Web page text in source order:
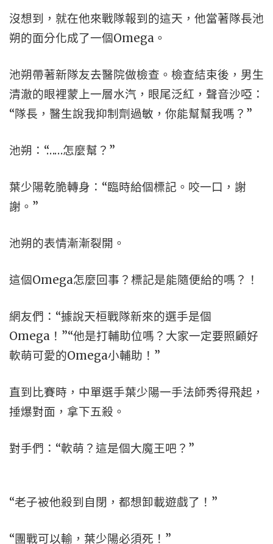
沒想到，就在他來戰隊報到的這天，他當著隊長池
朔的面分化成了一個Omega。
池朔帶著新隊友去醫院做檢查。檢查結束後，男生
清澈的眼裡蒙上一層水汽，眼尾泛紅，聲音沙啞：
“隊長，醫生說我抑制劑過敏，你能幫幫我嗎？”
池朔：“……怎麼幫？”
葉少陽乾脆轉身：“臨時給個標記。咬一口，謝
謝。”
池朔的表情漸漸裂開。
這個Omega怎麼回事？標記是能隨便給的嗎？！
網友們：“據說天桓戰隊新來的選手是個
Omega！”“他是打輔助位嗎？大家一定要照顧好
軟萌可愛的Omega小輔助！”
直到比賽時，中單選手葉少陽一手法師秀得飛起，
捶爆對面，拿下五殺。
對手們：“軟萌？這是個大魔王吧？”
“老子被他殺到自閉，都想卸載遊戲了！”
“團戰可以輸，葉少陽必須死！”